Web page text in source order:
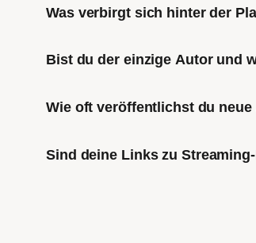
Was verbirgt sich hinter der
Bist du der einzige Autor und
Wie oft veröffentlichst du neue
Sind deine Links zu